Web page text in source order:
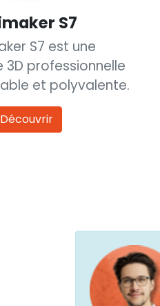
S7
S7 est une
professionnelle
et polyvalente.
Découvrir